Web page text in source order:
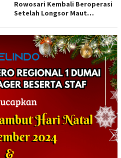
Rowosari Kembali Beroperasi
Setelah Longsor Maut